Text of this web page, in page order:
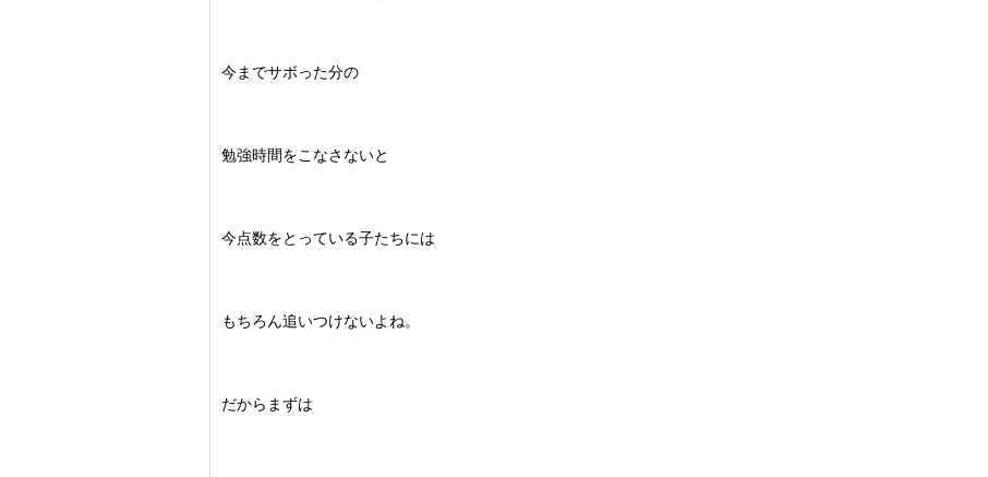
今までサボった分の
勉強時間をこなさないと
今点数をとっている子たちには
もちろん追いつけないよね。
だからまずは